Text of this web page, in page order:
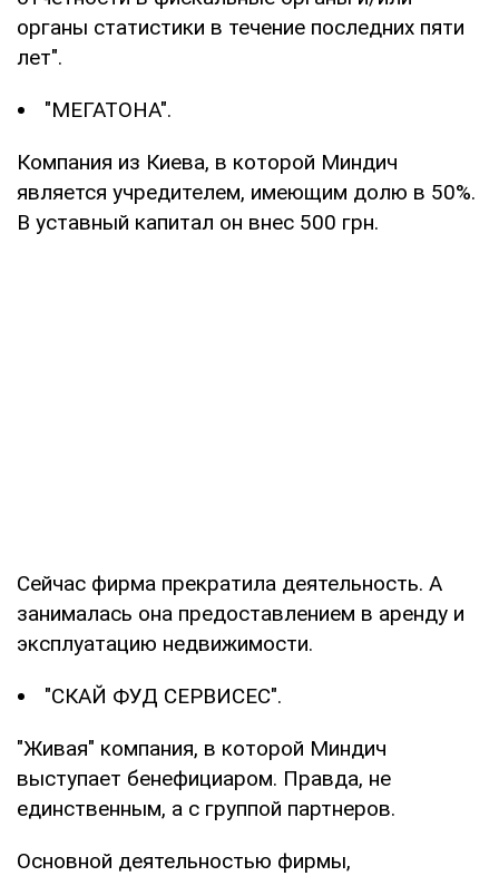
органы статистики в течение последних пяти
лет".
"МЕГАТОНА".
Компания из Киева, в которой Миндич
является учредителем, имеющим долю в 50%.
В уставный капитал он внес 500 грн.
Сейчас фирма прекратила деятельность. А
занималась она предоставлением в аренду и
эксплуатацию недвижимости.
"СКАЙ ФУД СЕРВИСЕС".
"Живая" компания, в которой Миндич
выступает бенефициаром. Правда, не
единственным, а с группой партнеров.
Основной деятельностью фирмы,